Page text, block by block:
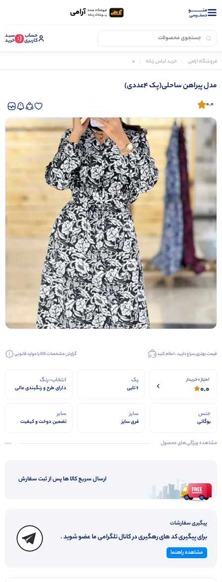
منــــــــــــو
دستــرسی
حساب
کاربری (: سبـد
خرید
فروشگاه آرامی خرید لباس زنانه مدل پیراهن ساحلی(پک 4عددی)
مدل پیراهن ساحلی(پک 4عددی)
0.0
قیمت بهتری سراغ دارید ، اعلام کنید گزارش مشخصات کالا یا موارد قانونی
امتیاز 0 خریدار
0.0
پک
6 تایی
انتخاب-رنگ
دارای طرح و رنگبندی عالی
جنس
بوگاتی
سایز
فری سایز
سایر
تضمین دوخت و کیفیت
مشاهده ویژگی‌های محصول
ارسال سریع کالا ها پس از ثبت سفارش
پیگیری سفارشات
برای پیگیری کد های رهگیری در کانال تلگرامی ما عضو شوید .
مشاهده راهنما